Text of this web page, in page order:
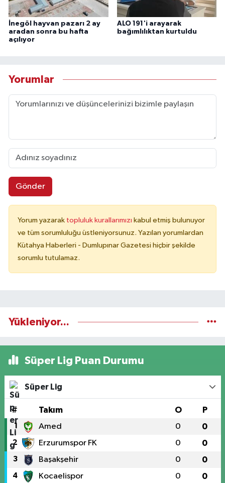
İnegöl hayvan pazarı 2 ay
aradan sonra bu hafta
açılıyor
ALO 191'i arayarak
bağımlılıktan kurtuldu
Yorumlar
Gönder
Yorum yazarak topluluk kurallarımızı kabul etmiş bulunuyor
ve tüm sorumluluğu üstleniyorsunuz. Yazılan yorumlardan
Kütahya Haberleri - Dumlupınar Gazetesi hiçbir şekilde
sorumlu tutulamaz.
Yükleniyor...
Süper Lig Puan Durumu
Süper Lig
# Takım O P
1 Amed 0 0
2 Erzurumspor FK 0 0
3 Başakşehir 0 0
4 Kocaelispor 0 0